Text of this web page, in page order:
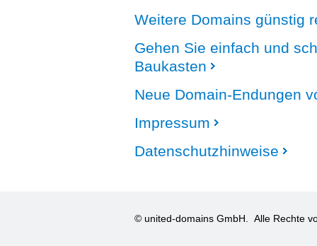
Weitere Domains günstig
Gehen Sie einfach und
Baukasten
Neue Domain-Endungen
Impressum
Datenschutzhinweise
© united-domains GmbH. Alle Rechte